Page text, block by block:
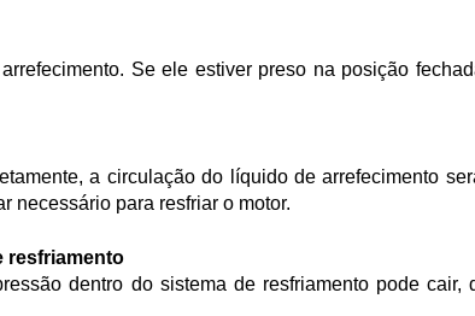
necessário para resfriar o motor.
resfriamento